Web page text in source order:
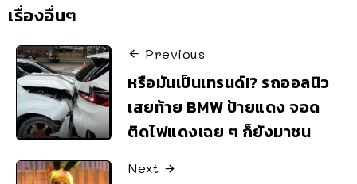
เรื่องอื่นๆ
Previous
หรือมันเป็นเทรนด์!? รถออลนิว
เสยท้าย BMW ป้ายแดง จอด
ติดไฟแดงเฉย ๆ ก็ยังมาชน
Next